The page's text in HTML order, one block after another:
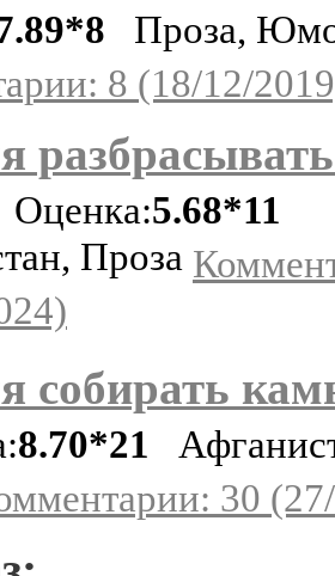
Проза,
8 (18/12/
Оценка:5.68*11
Проза
собирать
8.70*21
30